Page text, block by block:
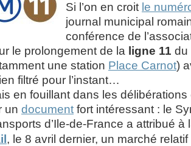
Si l’on en croit le
journal municipal
conférence de
le prolongement de la ligne 11 du
une station Place Carnot)
filtré pour l’instant…
en fouillant dans les
un document fort intéressant : le
d’Ile-de-France a attribué
, le 8 avril dernier, un marché